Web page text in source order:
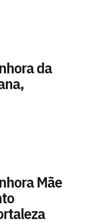
da
Mãe